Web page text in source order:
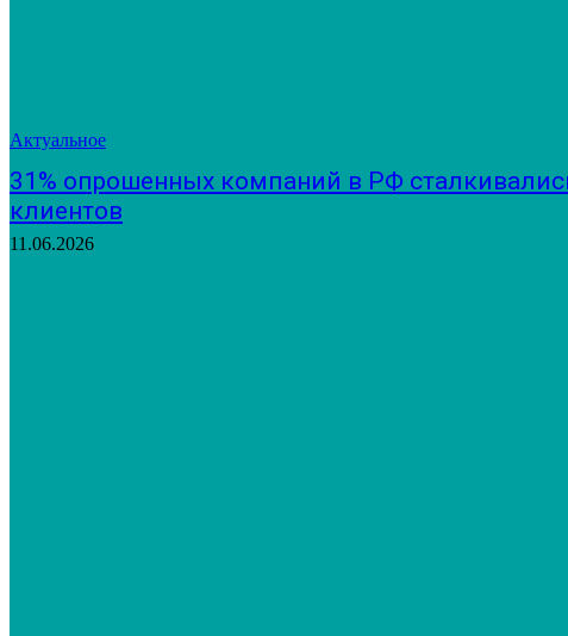
Актуальное
31% опрошенных компаний в РФ
клиентов
11.06.2026